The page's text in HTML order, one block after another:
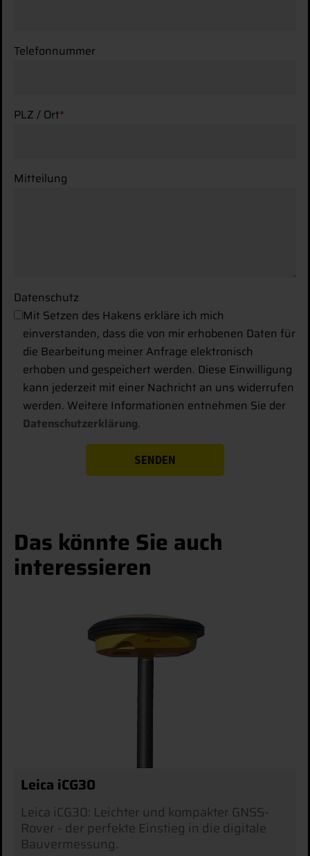
Telefonnummer
PLZ / Ort*
Mitteilung
Datenschutz
Mit Setzen des Hakens erkläre ich mich
einverstanden, dass die von mir erhobenen Daten für
die Bearbeitung meiner Anfrage elektronisch
erhoben und gespeichert werden. Diese Einwilligung
kann jederzeit mit einer Nachricht an uns widerrufen
werden. Weitere Informationen entnehmen Sie der
Datenschutzerklärung.
Das könnte Sie auch
interessieren
Leica iCG30
Leica iCG30: Leichter und kompakter GNSS-
Rover - der perfekte Einstieg in die digitale
Bauvermessung.